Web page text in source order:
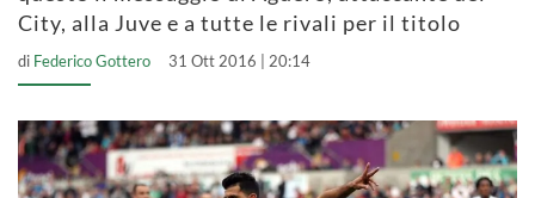
City, alla Juve e a tutte le rivali per il titolo
di Federico Gottero 31 Ott 2016 | 20:14